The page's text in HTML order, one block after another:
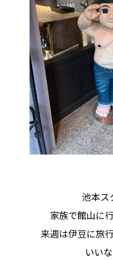
池本ス
家族で館山に
来週は伊豆に旅
いい